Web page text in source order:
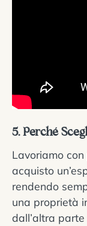
5. Perché
Lavoriamo
acquisto
rendendo
una proprietà
dall’altra